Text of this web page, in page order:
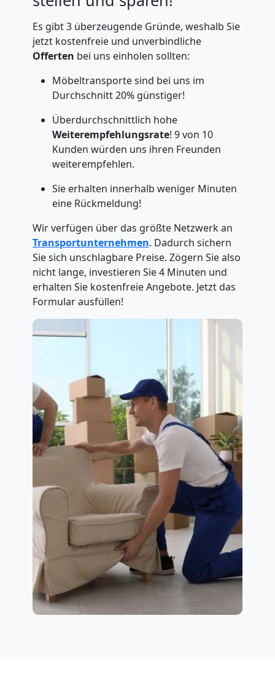
Es gibt 3 überzeugende Gründe, weshalb Sie
jetzt kostenfreie und unverbindliche
Offerten bei uns einholen sollten:
Möbeltransporte sind bei uns im
Durchschnitt 20% günstiger!
Überdurchschnittlich hohe
Weiterempfehlungsrate! 9 von 10
Kunden würden uns ihren Freunden
weiterempfehlen.
Sie erhalten innerhalb weniger Minuten
eine Rückmeldung!
Wir verfügen über das größte Netzwerk an
Transportunternehmen. Dadurch sichern
Sie sich unschlagbare Preise. Zögern Sie also
nicht lange, investieren Sie 4 Minuten und
erhalten Sie kostenfreie Angebote. Jetzt das
Formular ausfüllen!